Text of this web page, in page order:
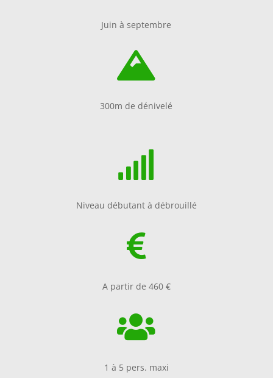
Juin à septembre

300m de dénivelé

Niveau débutant à débrouillé

A partir de 460 €

1 à 5 pers. maxi